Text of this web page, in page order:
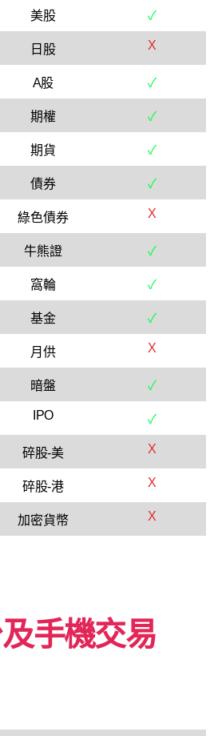
美股 ✓
日股 X
A股 ✓
期權 ✓
期貨 ✓
債券 ✓
綠色債券 X
牛熊證 ✓
窩輪 ✓
基金 ✓
月供 X
暗盤 ✓
IPO ✓
碎股-美 X
碎股-港 X
加密貨幣 X
手機交易